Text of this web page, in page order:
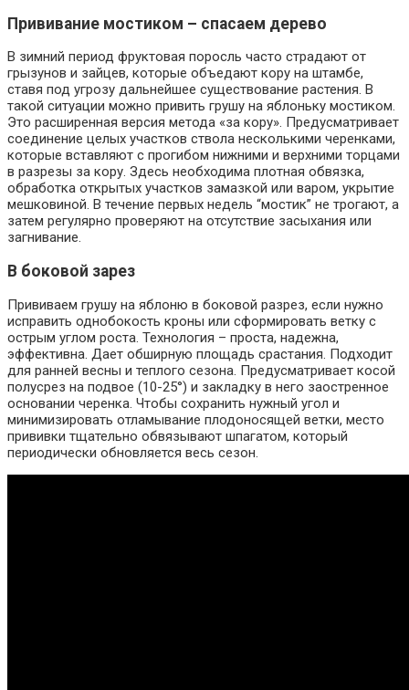
Прививание мостиком – спасаем дерево
В зимний период фруктовая поросль часто страдают от
грызунов и зайцев, которые объедают кору на штамбе,
ставя под угрозу дальнейшее существование растения. В
такой ситуации можно привить грушу на яблоньку мостиком.
Это расширенная версия метода «за кору». Предусматривает
соединение целых участков ствола несколькими черенками,
которые вставляют с прогибом нижними и верхними торцами
в разрезы за кору. Здесь необходима плотная обвязка,
обработка открытых участков замазкой или варом, укрытие
мешковиной. В течение первых недель “мостик” не трогают, а
затем регулярно проверяют на отсутствие засыхания или
загнивание.
В боковой зарез
Прививаем грушу на яблоню в боковой разрез, если нужно
исправить однобокость кроны или сформировать ветку с
острым углом роста. Технология – проста, надежна,
эффективна. Дает обширную площадь срастания. Подходит
для ранней весны и теплого сезона. Предусматривает косой
полусрез на подвое (10-25°) и закладку в него заостренное
основании черенка. Чтобы сохранить нужный угол и
минимизировать отламывание плодоносящей ветки, место
прививки тщательно обвязывают шпагатом, который
периодически обновляется весь сезон.